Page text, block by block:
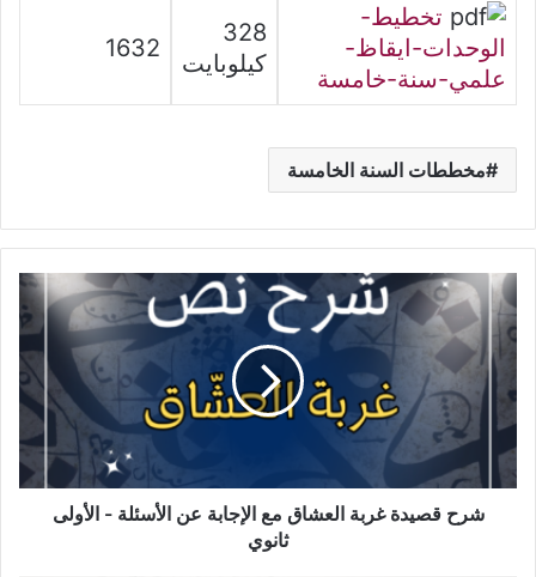
تخطيط-
الوحدات-ايقاظ-
علمي-سنة-خامسة
328
كيلوبايت
1632
مخططات السنة الخامسة
شرح
قصيدة
غربة
العشاق
الإجابة
عن
الأسئلة
-
الأولىشرح قصيدة غربة العشاق مع الإجابة عن الأسئلة - الأولى
ثانوي